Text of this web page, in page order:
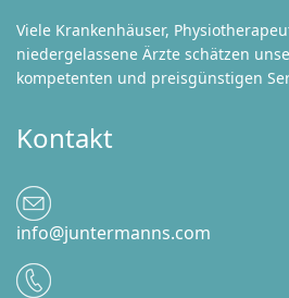
Viele Krankenhäuser,
niedergelassene Ärzte schätzen
kompetenten und preisgünstigen
Kontakt
info@juntermanns.com